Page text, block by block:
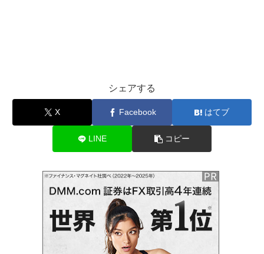
シェアする
X Facebook はてブ
LINE コピー